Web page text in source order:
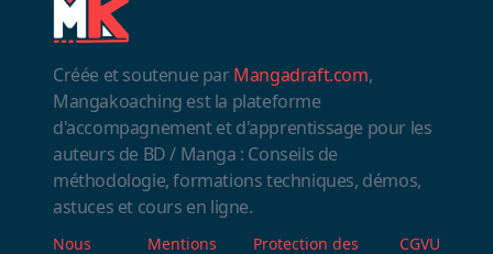
Créée et soutenue parMangadraft.com,
Mangakoaching est la plateforme
d'accompagnement et d'apprentissage pour les
auteurs de BD / Manga : Conseils de
méthodologie, formations techniques, démos,
astuces et cours en ligne.
Nous Mentions Protection des CGVU